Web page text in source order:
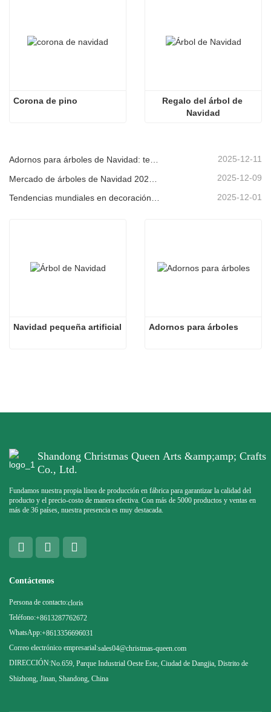
Corona de pino
Regalo del árbol de
Navidad
Adornos para árboles de Navidad: tendencias del mercado, información sobre la cadena de suministro y guía de adquisiciones 2025 2025-12-11
2025-12-09
2025-12-01
Navidad pequeña artificial Adornos para árboles
Shandong Christmas Queen Arts &amp;amp; Crafts
Co., Ltd.
Fundamos nuestra propia línea de producción en fábrica para garantizar la calidad del
producto y el precio-costo de manera efectiva. Con más de 5000 productos y ventas en
más de 36 países, nuestra presencia es muy destacada.
Contáctenos
Persona de contacto:cloris
Teléfono:+8613287762672
WhatsApp:+8613356696031
Correo electrónico empresarial:sales04@christmas-queen.com
DIRECCIÓN:No.659, Parque Industrial Oeste Este, Ciudad de Dangjia, Distrito de
Shizhong, Jinan, Shandong, China